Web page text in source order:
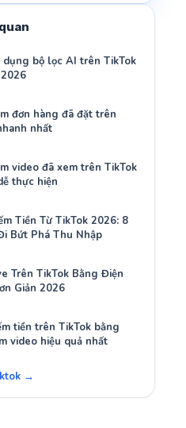
dụng bộ lọc AI trên TikTok
đơn hàng đã đặt trên
nhất
video đã xem trên TikTok
thực hiện
Tiền Từ TikTok 2026: 8
Bứt Phá Thu Nhập
Trên TikTok Bằng Điện
Giản 2026
tiền trên TikTok bằng
video hiệu quả nhất
→